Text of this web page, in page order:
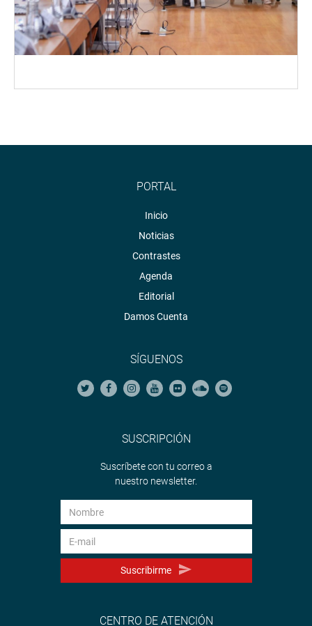
PORTAL
Inicio
Noticias
Contrastes
Agenda
Editorial
Damos Cuenta
SÍGUENOS
SUSCRIPCIÓN
Suscríbete con tu correo a
nuestro newsletter.
Suscribirme
CENTRO DE ATENCIÓN